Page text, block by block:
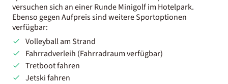
versuchen sich an einer Runde Minigolf im Hotelpark.
Ebenso gegen Aufpreis sind weitere Sportoptionen
verfügbar:
Volleyball am Strand
Fahrradverleih (Fahrradraum verfügbar)
Tretboot fahren
Jetski fahren